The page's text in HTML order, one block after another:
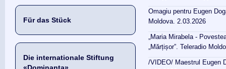
Für das Stück
Die internationale Stiftung
Omagiu pentru Eugen
Moldova. 2.03.2026
„Maria Mirabela -
„Mărțișor”. Teleradio
/VIDEO/ Maestrul Eugen